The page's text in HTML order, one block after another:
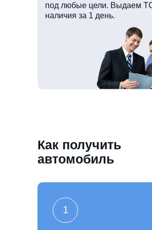
под любые цели. Выдаем
наличия за 1 день.
Как получить
автомобиль
1